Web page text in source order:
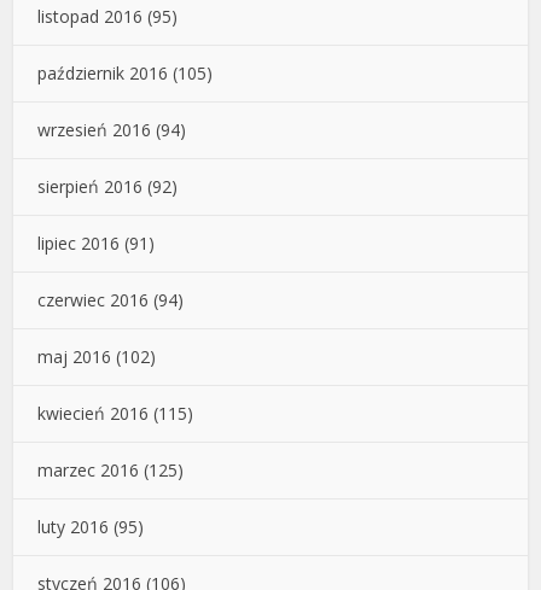
listopad 2016 (95)
październik 2016 (105)
wrzesień 2016 (94)
sierpień 2016 (92)
lipiec 2016 (91)
czerwiec 2016 (94)
maj 2016 (102)
kwiecień 2016 (115)
marzec 2016 (125)
luty 2016 (95)
styczeń 2016 (106)